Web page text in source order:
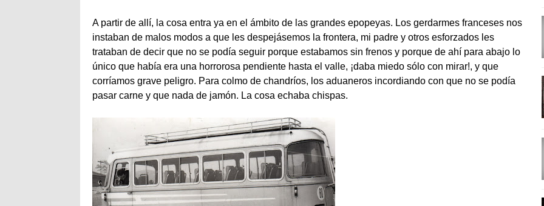
A partir de allí, la cosa entra ya en el ámbito de las grandes epopeyas. Los gerdarmes franceses nos
instaban de malos modos a que les despejásemos la frontera, mi padre y otros esforzados les
trataban de decir que no se podía seguir porque estabamos sin frenos y porque de ahí para abajo lo
único que había era una horrorosa pendiente hasta el valle, ¡daba miedo sólo con mirar!, y que
corríamos grave peligro. Para colmo de chandríos, los aduaneros incordiando con que no se podía
pasar carne y que nada de jamón. La cosa echaba chispas.